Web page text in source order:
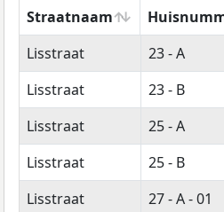
Straatnaam
Straatnaam
Lisstraat 23 - A
Lisstraat
23 - B
Lisstraat
25 - A
Lisstraat
25 - B
Lisstraat
27 - A - 01